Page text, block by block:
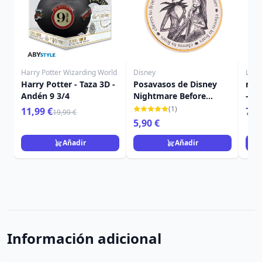
Harry Potter Wizarding World
Harry Potter - Taza 3D -
Andén 9 3/4
11,99 €19,99 €
Añadir
Disney
Posavasos de Disney
Nightmare Before
Christmas(1)
5,90 €
Añadir
-
Información adicional